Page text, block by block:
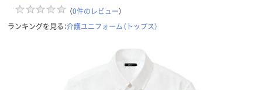
（0件のレビュー）
ランキングを見る：介護ユニフォーム（トップス）